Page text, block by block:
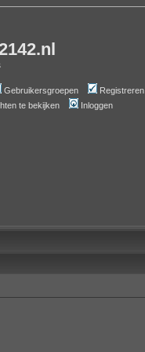
Gebruikersgroepen
Registreren
te bekijken
Inloggen